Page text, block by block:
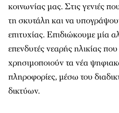
κοινωνίας μας. Στις γενιές
τη σκυτάλη και να υπογράψουν
επιτυχίας. Επιδιώκουμε μία
επενδυτές νεαρής ηλικίας
χρησιμοποιούν τα νέα
πληροφορίες, μέσω του
δικτύων.